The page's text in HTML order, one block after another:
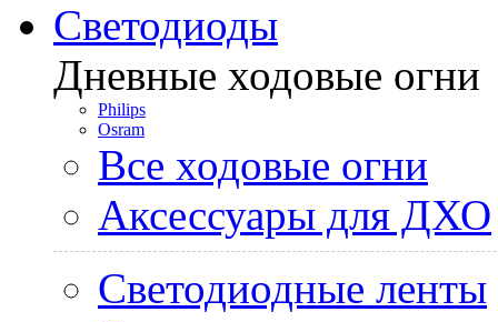
Светодиоды
Дневные ходовые огни
Philips
Osram
Все ходовые огни
Аксессуары для ДХО
Светодиодные ленты